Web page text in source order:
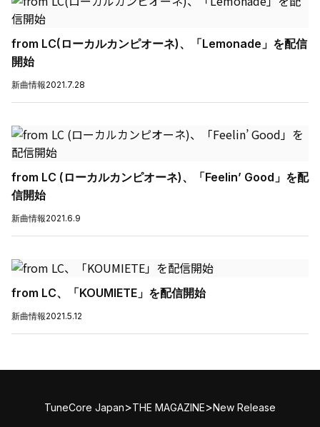
from LC(ローカルカンピオーネ)、「Lemonade」を配信
開始
新曲情報2021.7.28
from LC (ローカルカンピオーネ)、「Feelin’ Good」を配
信開始
新曲情報2021.6.9
from LC、「KOUMIETE」を配信開始
新曲情報2021.5.12
TuneCore Japan>THE MAGAZINE>New Release